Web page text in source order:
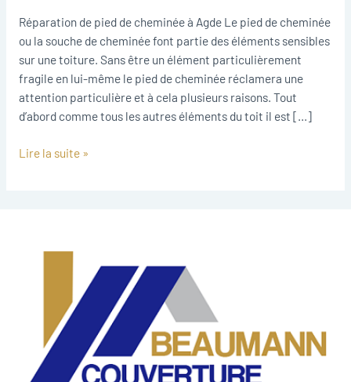
Réparation de pied de cheminée à Agde Le pied de cheminée
ou la souche de cheminée font partie des éléments sensibles
sur une toiture. Sans être un élément particulièrement
fragile en lui-même le pied de cheminée réclamera une
attention particulière et à cela plusieurs raisons. Tout
d’abord comme tous les autres éléments du toit il est […]
Agde
Lire la suite »